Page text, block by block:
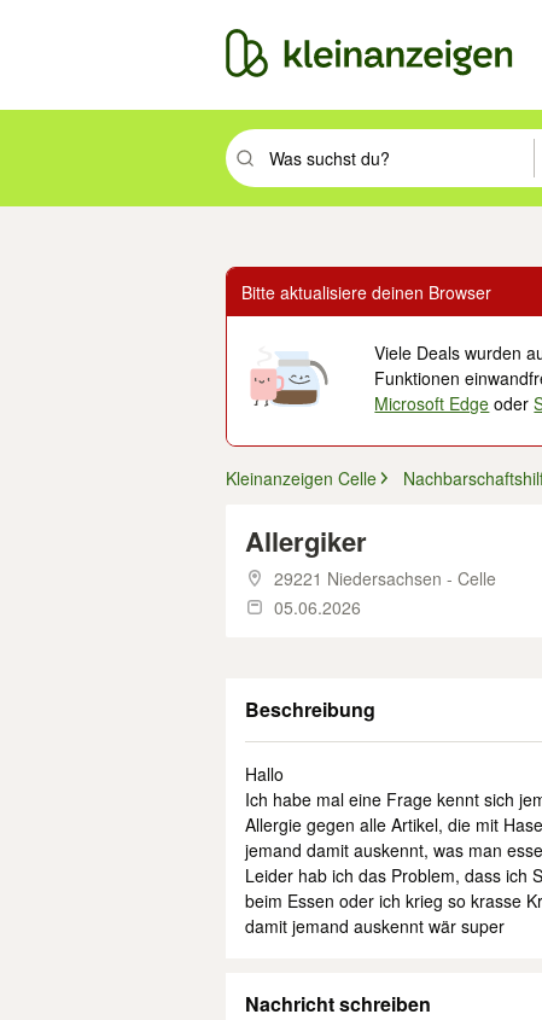
Suchbegriff eingeben. Eingabetaste
Bitte aktualisiere deinen Browser
Viele Deals wurden
Funktionen
Microsoft Edge oder
Kleinanzeigen Celle
Allergiker
29221 Niedersachsen - Celle
05.06.2026
Beschreibung
Hallo
Ich habe mal eine Frage kennt sich
Allergie gegen alle Artikel, die mit
jemand damit auskennt, was man
Leider hab ich das Problem, dass ich
beim Essen oder ich krieg so krasse
damit jemand auskennt wär super
Nachricht schreiben